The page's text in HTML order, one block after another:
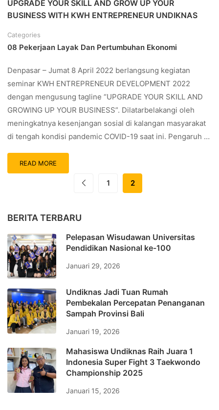
UPGRADE YOUR SKILL AND GROW UP YOUR
BUSINESS WITH KWH ENTREPRENEUR UNDIKNAS
Categories
08 Pekerjaan Layak Dan Pertumbuhan Ekonomi
Denpasar – Jumat 8 April 2022 berlangsung kegiatan
seminar KWH ENTREPRENEUR DEVELOPMENT 2022
dengan mengusung tagline “UPGRADE YOUR SKILL AND
GROWING UP YOUR BUSINESS”. Dilatarbelakangi oleh
meningkatnya kesenjangan sosial di kalangan masyarakat
di tengah kondisi pandemic COVID-19 saat ini. Pengaruh …
READ MORE
1 2
BERITA TERBARU
Pelepasan Wisudawan Universitas
Pendidikan Nasional ke-100
Januari 29, 2026
Undiknas Jadi Tuan Rumah
Pembekalan Percepatan Penanganan
Sampah Provinsi Bali
Januari 19, 2026
Mahasiswa Undiknas Raih Juara 1
Indonesia Super Fight 3 Taekwondo
Championship 2025
Januari 15, 2026